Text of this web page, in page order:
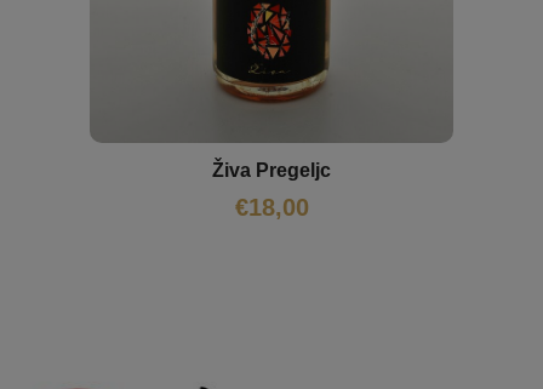
Živa Pregeljc
€18,00